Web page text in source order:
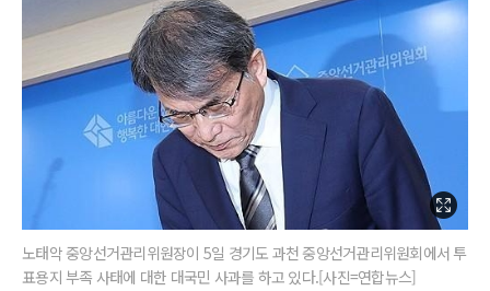
노태악 중앙선거관리위원장이 5일 경기도 과천 중앙선거관리위원회에서 투
표용지 부족 사태에 대한 대국민 사과를 하고 있다.[사진=연합뉴스]